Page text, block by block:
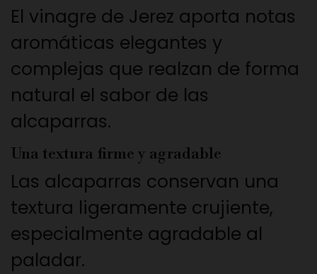
El vinagre de Jerez aporta notas
aromáticas elegantes y
complejas que realzan de forma
natural el sabor de las
alcaparras.
Una textura firme y agradable
Las alcaparras conservan una
textura ligeramente crujiente,
especialmente agradable al
paladar.